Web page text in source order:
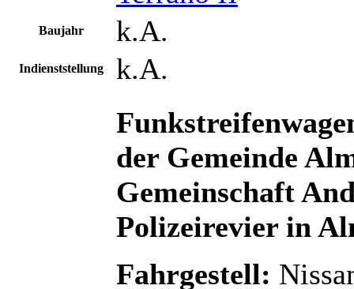
Baujahr k.A.
Indienststellung k.A.
der Gemeinde
Gemeinschaft
Polizeirevier in
Fahrgestell: